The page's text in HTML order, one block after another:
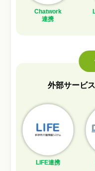
Chatwork
連携
外部サービ
LIFE連携